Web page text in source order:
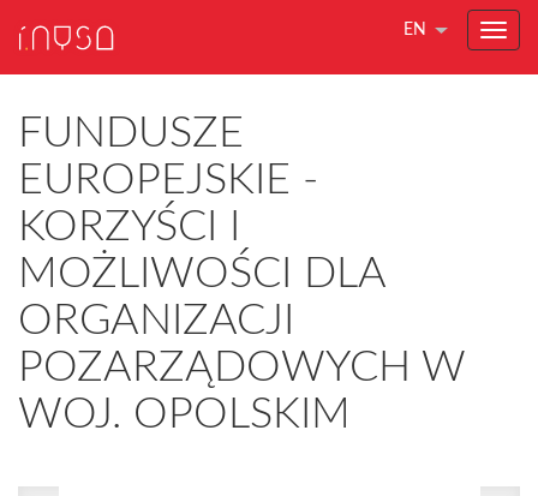
EN
FUNDUSZE
EUROPEJSKIE -
KORZYŚCI I
MOŻLIWOŚCI DLA
ORGANIZACJI
POZARZĄDOWYCH W
WOJ. OPOLSKIM